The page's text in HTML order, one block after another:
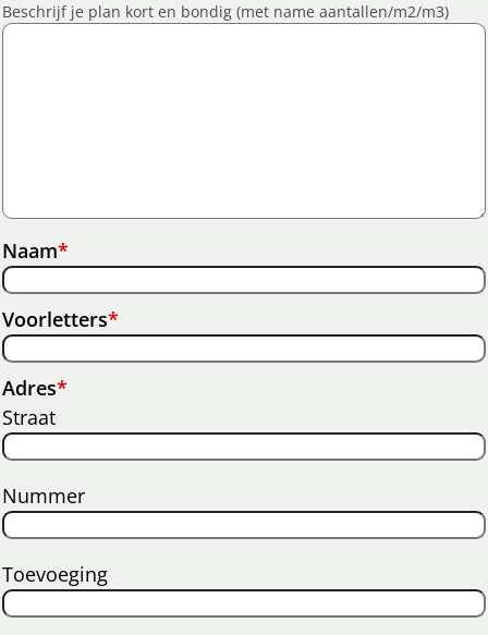
Beschrijf je plan kort en bondig (met name aantallen/m2/m3)
Naam*
Voorletters*
Adres*
Straat
Nummer
Toevoeging